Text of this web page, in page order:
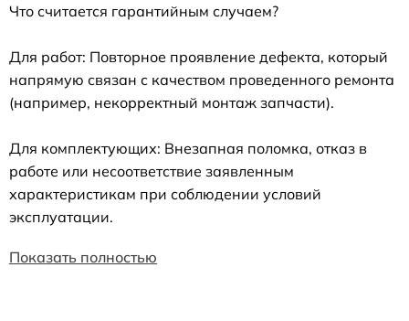
Что считается гарантийным случаем?
Для работ: Повторное проявление дефекта, который
напрямую связан с качеством проведенного ремонта
(например, некорректный монтаж запчасти).
Для комплектующих: Внезапная поломка, отказ в
работе или несоответствие заявленным
характеристикам при соблюдении условий
эксплуатации.
Показать полностью